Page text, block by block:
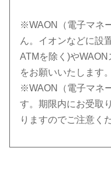
※WAON（電子マネ
ん。イオンなどに設
ATMを除く)や
をお願いいたします。
※WAON（電子マネ
す。期限内にお受取
りますのでご注意く